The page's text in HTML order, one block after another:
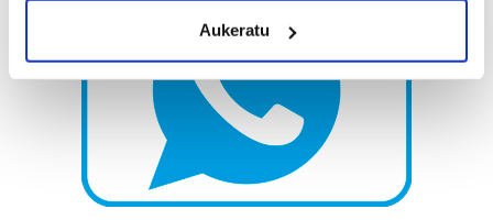
Identify your device by actively scanning it for
specific characteristics (fingerprinting)
Find out more about how your personal data is processed
and set your preferences in the details section
Guk eta gure bazkideek zure datu pertsonalak
prozesatzen ditugu, zure IP zenbakia, besteak beste,
Aukeratu